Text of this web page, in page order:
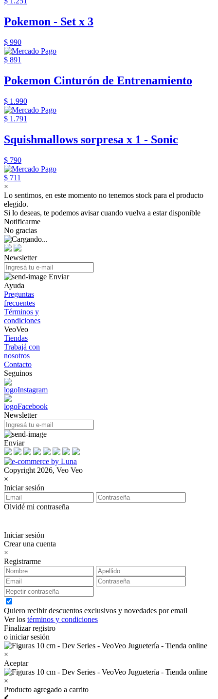
Pokemon - Set x 3
$ 990
$ 891
Pokemon Cinturón de Entrenamiento
$ 1.990
$ 1.791
Squishmallows sorpresa x 1 - Sonic
$ 790
$ 711
×
Lo sentimos, en este momento no tenemos stock para el producto
elegido.
Si lo deseas, te podemos avisar cuando vuelva a estar disponible
Notificarme
No gracias
Newsletter
Enviar
Ayuda
Preguntas
frecuentes
Términos y
condiciones
VeoVeo
Tiendas
Trabajá con
nosotros
Contacto
Seguinos
Newsletter
Enviar
Copyright 2026, Veo Veo
×
Iniciar sesión
Olvidé mi contraseña
Iniciar sesión
Crear una cuenta
×
Registrarme
Quiero recibir descuentos exclusivos y novedades por email
Ver los términos y condiciones
Finalizar registro
o iniciar sesión
×
Aceptar
×
Producto agregado a carrito